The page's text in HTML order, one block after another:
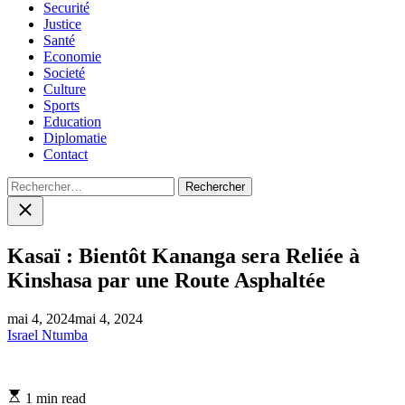
Securité
Justice
Santé
Economie
Societé
Culture
Sports
Education
Diplomatie
Contact
Rechercher :
Close
search
Kasaï : Bientôt Kananga sera Reliée à
Kinshasa par une Route Asphaltée
mai 4, 2024mai 4, 2024
Israel Ntumba
Estimated
1 min read